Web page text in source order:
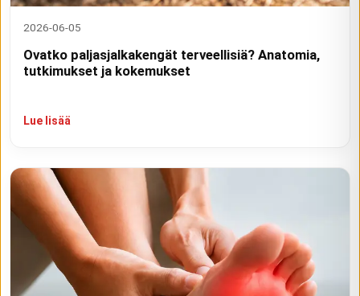
2026-06-05
Ovatko paljasjalkakengät terveellisiä? Anatomia,
tutkimukset ja kokemukset
Lue lisää